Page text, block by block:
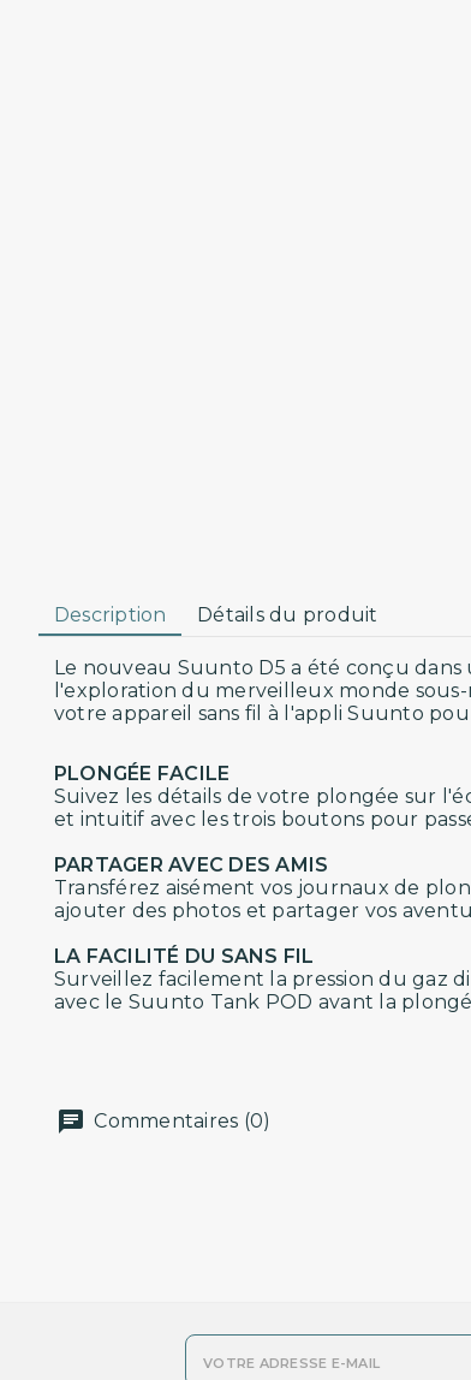
Description Détails du produit
Le nouveau Suunto D5 a été conçu
l'exploration du merveilleux monde
votre appareil sans fil à l'appli Suunto
PLONGÉE FACILE
Suivez les détails de votre plongée sur
et intuitif avec les trois boutons pour
PARTAGER AVEC DES AMIS
Transférez aisément vos journaux de
ajouter des photos et partager vos
LA FACILITÉ DU SANS FIL
Surveillez facilement la pression du gaz
avec le Suunto Tank POD avant la
Commentaires (0)